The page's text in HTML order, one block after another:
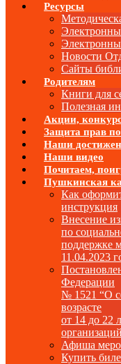
Ресурсы
Новости
Сайты
Родителям
Книги для
Полезная
Акции,
Защита прав
Наши
Наши видео
Почитаем,
Пушкинская
Как
инструкция
Внесение
по
поддержке
11.04.2023
Федерации
№ 1521 “О
возрасте
от 14 до 22
Афиша
Купить